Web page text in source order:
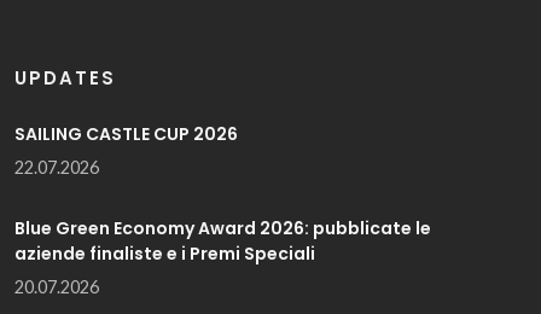
UPDATES
SAILING CASTLE CUP 2026
22.07.2026
Blue Green Economy Award 2026: pubblicate le
aziende finaliste e i Premi Speciali
20.07.2026